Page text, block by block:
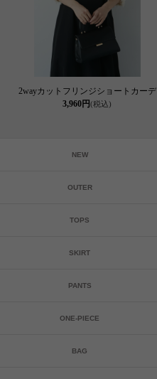
2wayカットフリンジショートカーデ
3,960円(税込)
NEW
OUTER
TOPS
SKIRT
PANTS
ONE-PIECE
BAG